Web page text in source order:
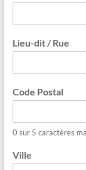
Lieu-dit / Rue
Code Postal
0 sur 5 caractères
Ville